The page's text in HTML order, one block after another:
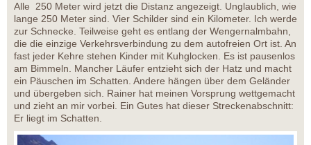
Alle 250 Meter wird jetzt die Distanz angezeigt. Unglaublich, wie
lange 250 Meter sind. Vier Schilder sind ein Kilometer. Ich werde
zur Schnecke. Teilweise geht es entlang der Wengernalmbahn,
die die einzige Verkehrsverbindung zu dem autofreien Ort ist. An
fast jeder Kehre stehen Kinder mit Kuhglocken. Es ist pausenlos
am Bimmeln. Mancher Läufer entzieht sich der Hatz und macht
ein Päuschen im Schatten. Andere hängen über dem Geländer
und übergeben sich. Rainer hat meinen Vorsprung wettgemacht
und zieht an mir vorbei. Ein Gutes hat dieser Streckenabschnitt:
Er liegt im Schatten.